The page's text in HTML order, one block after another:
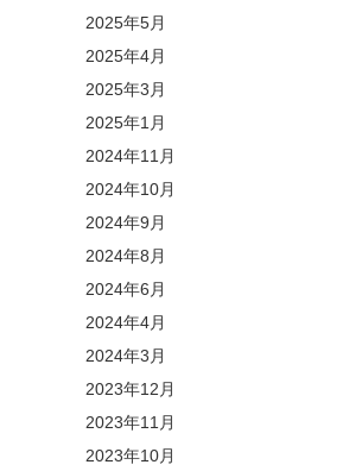
2025年5月
2025年4月
2025年3月
2025年1月
2024年11月
2024年10月
2024年9月
2024年8月
2024年6月
2024年4月
2024年3月
2023年12月
2023年11月
2023年10月